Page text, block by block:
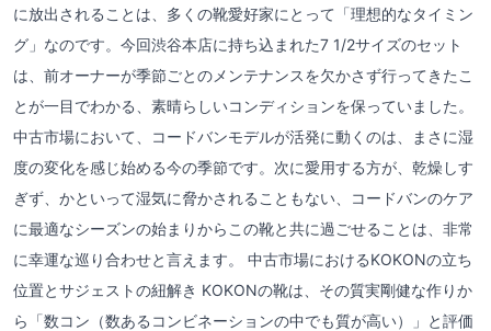
に放出されることは、多くの靴愛好家にとって「理想的なタイミン
グ」なのです。今回渋谷本店に持ち込まれた7 1/2サイズのセット
は、前オーナーが季節ごとのメンテナンスを欠かさず行ってきたこ
とが一目でわかる、素晴らしいコンディションを保っていました。
中古市場において、コードバンモデルが活発に動くのは、まさに湿
度の変化を感じ始める今の季節です。次に愛用する方が、乾燥しす
ぎず、かといって湿気に脅かされることもない、コードバンのケア
に最適なシーズンの始まりからこの靴と共に過ごせることは、非常
に幸運な巡り合わせと言えます。 中古市場におけるKOKONの立ち
位置とサジェストの紐解き KOKONの靴は、その質実剛健な作りか
ら「数コン（数あるコンビネーションの中でも質が高い）」と評価